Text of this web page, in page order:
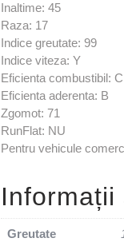
Inaltime: 45
Raza: 17
Indice greutate: 99
Indice viteza: Y
Eficienta combustibil: C
Eficienta aderenta: B
Zgomot: 71
RunFlat: NU
Pentru vehicule
Informații
Greutate